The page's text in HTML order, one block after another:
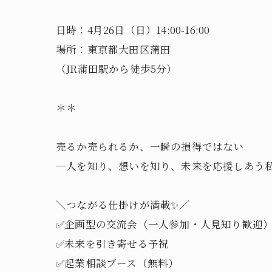
日時：4月26日（日）14:00-16:00
場所：東京都大田区蒲田
（JR蒲田駅から徒歩5分）
＊＊
売るか売られるか、一瞬の損得ではない
─人を知り、想いを知り、未来を応援しあう私
＼つながる仕掛けが満載✨／
✅企画型の交流会（一人参加・人見知り歓迎）
✅未来を引き寄せる予祝
✅起業相談ブース（無料）